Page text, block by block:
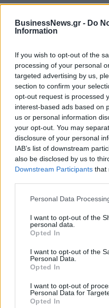
BusinessNews.gr - Do
Information
If you wish to opt-out of the
processing of your personal
targeted advertising by us,
section to confirm your
opt-out request is processed
interest-based ads based on
us or personal information
your opt-out. You may
disclosure of your personal
IAB’s list of downstream
also be disclosed by us to
Downstream Participants that
Personal Data
I want to opt-out of the
personal data.
Opted In
I want to opt-out of the
Personal Data.
Opted In
I want to opt-out of
Personal Data for
Opted In
ΡΟΗ ΕΙΔΗΣΕΩΝ
56.000 επιβάτες
λιμάνια της Αττικής
08/08/2026 - 14:30 ΕΛΛΑΔΑ
Δυτική Αττική: Η επόμενη
– Τα έργα Antinero και η
βροχές
08/08/2026 - 14:08 ΕΛΛΑΔΑ
Ειδικό Χωροταξικό για
κανόνες για επενδύσεις,
από τον e-ΕΦΚΑ και τη
08/08/2026 - 12:58
Οι Hamilton Reserve
Hamilton Ltd. συνάπτουν
μάρκετινγκ
08/08/2026 - 13:44